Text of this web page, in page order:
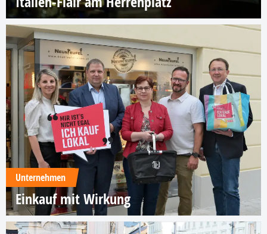
Unternehmen
Einkauf mit Wirkung